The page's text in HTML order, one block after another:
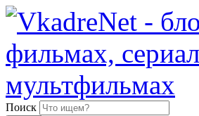
Поиск